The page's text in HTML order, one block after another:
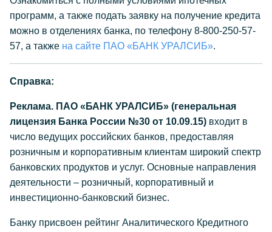
программ, а также подать заявку на получение кредита
можно в отделениях банка, по телефону 8-800-250-57-
57, а также на сайте ПАО «БАНК УРАЛСИБ».
Справка:
Реклама. ПАО «БАНК УРАЛСИБ» (генеральная
лицензия Банка России №30 от 10.09.15) входит в
число ведущих российских банков, предоставляя
розничным и корпоративным клиентам широкий спектр
банковских продуктов и услуг. Основные направления
деятельности – розничный, корпоративный и
инвестиционно-банковский бизнес.
Банку присвоен рейтинг Аналитического Кредитного